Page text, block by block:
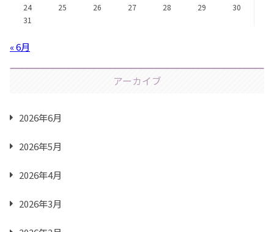
24
25 26 27 28 29
30
31
« 6月
アーカイブ
2026年6月
2026年5月
2026年4月
2026年3月